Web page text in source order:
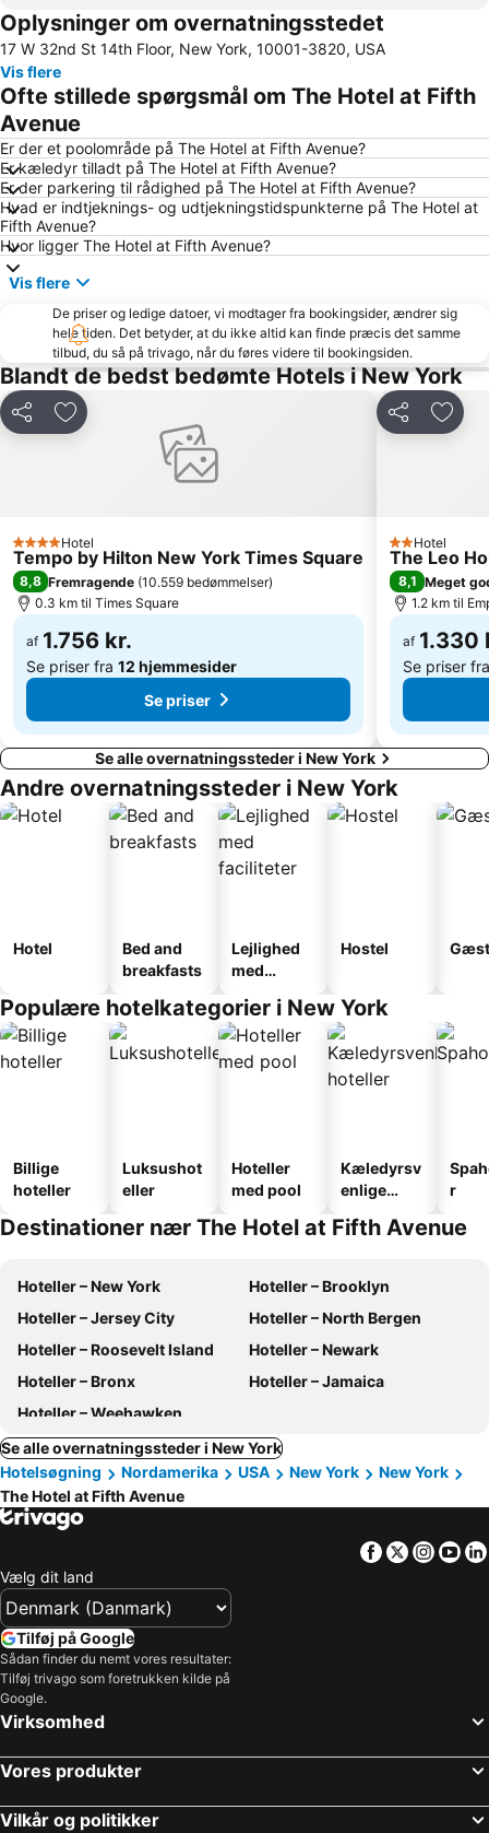
Newark Liberty lufthavn (EWR)
Greenwich Village
Financial District
New York City Marathon
Manhattan Cruise Terminal
Hell's Kitchen
Long Island City
Madison Square Garden
Upper West Side
Penn Station
Upper East Side
Soho
Lower East Side
East Village
Grand Central Terminal
Brooklyn Bridge
MetLife Stadium
Tribeca
Bryant Park
JFK Runway Run
Broadway
Greenpoint
Wall Street
Queensboro Plz Metro Station
Frihedsgudinden
Macy's Herald Square 34th Street
MTA New York City Subway
34th St Penn Station Metro Station
Rockefeller Center
Washington Square Park
Oplysninger om overnatningsstedet
17 W 32nd St 14th Floor, New York, 10001-3820, USA
Vis flere
Ofte stillede spørgsmål om The Hotel at Fifth
Avenue
Er der et poolområde på The Hotel at Fifth Avenue?
Er kæledyr tilladt på The Hotel at Fifth Avenue?
Er der parkering til rådighed på The Hotel at Fifth Avenue?
Hvad er indtjeknings- og udtjekningstidspunkterne på The Hotel at
Fifth Avenue?
Hvor ligger The Hotel at Fifth Avenue?
Vis flere
De priser og ledige datoer, vi modtager fra bookingsider, ændrer sig
hele tiden. Det betyder, at du ikke altid kan finde præcis det samme
tilbud, du så på trivago, når du føres videre til bookingsiden.
Blandt de bedst bedømte Hotels i New York
Del Føj til favoritter
4 Stjerner
Hotel
Tempo by Hilton New York Times Square
8,8 Fremragende (10.559 bedømmelser)
0.3 km til Times Square
af 1.756 kr.
Se priser fra 12 hjemmesider
Se priser
Del Føj
2 Stjerner
Hotel
The Leo
8,1 Meget
1.2 km til
af 1.330
Se priser
Se alle overnatningssteder i New York
Andre overnatningssteder i New York
Hotel
Bed and
breakfasts
Lejlighed
med
Hostel
Populære hotelkategorier i New York
Billige
hoteller
Luksushot
eller
Hoteller
med pool
Kæledyrsv
enlige
r
Destinationer nær The Hotel at Fifth Avenue
Hoteller – New York
Hoteller – Brooklyn
Hoteller – Jersey City
Hoteller – North Bergen
Hoteller – Roosevelt Island
Hoteller – Newark
Hoteller – Bronx
Hoteller – Jamaica
Hoteller – Weehawken
Se alle overnatningssteder i New York
Hotelsøgning
Nordamerika USA New York
New York
The Hotel at Fifth Avenue
Facebook
Twitter
Vælg dit land
Tilføj på Google
Sådan finder du nemt vores resultater:
Tilføj trivago som foretrukken kilde på
Google.
Virksomhed
Vores produkter
Vilkår og politikker